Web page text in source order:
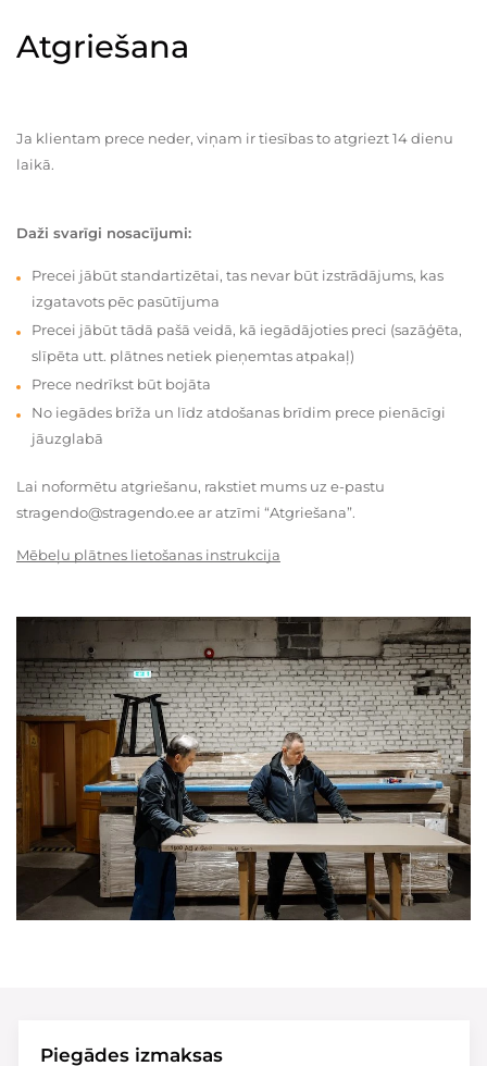
Atgriešana
Ja klientam prece neder, viņam ir tiesības to atgriezt 14 dienu
laikā.
Daži svarīgi nosacījumi:
Precei jābūt standartizētai, tas nevar būt izstrādājums, kas
izgatavots pēc pasūtījuma
Precei jābūt tādā pašā veidā, kā iegādājoties preci (sazāģēta,
slīpēta utt. plātnes netiek pieņemtas atpakaļ)
Prece nedrīkst būt bojāta
No iegādes brīža un līdz atdošanas brīdim prece pienācīgi
jāuzglabā
Lai noformētu atgriešanu, rakstiet mums uz e-pastu
stragendo@stragendo.ee ar atzīmi “Atgriešana”.
Mēbeļu plātnes lietošanas instrukcija
Piegādes izmaksas